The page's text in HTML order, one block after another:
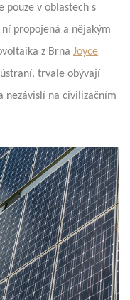
pouze v oblastech s
propojená a nějakým
z Brna Joyce
trvale obývají
nezávislí na civilizačním